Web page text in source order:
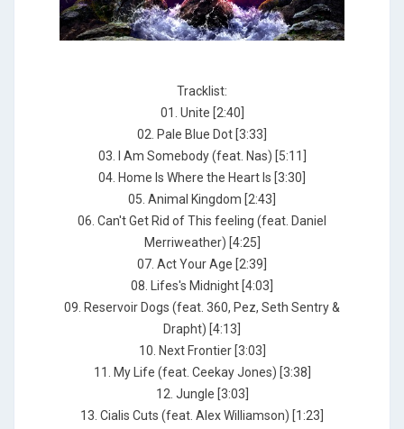
Tracklist:
01. Unite [2:40]
02. Pale Blue Dot [3:33]
03. I Am Somebody (feat. Nas) [5:11]
04. Home Is Where the Heart Is [3:30]
05. Animal Kingdom [2:43]
06. Can't Get Rid of This feeling (feat. Daniel
Merriweather) [4:25]
07. Act Your Age [2:39]
08. Lifes's Midnight [4:03]
09. Reservoir Dogs (feat. 360, Pez, Seth Sentry &
Drapht) [4:13]
10. Next Frontier [3:03]
11. My Life (feat. Ceekay Jones) [3:38]
12. Jungle [3:03]
13. Cialis Cuts (feat. Alex Williamson) [1:23]